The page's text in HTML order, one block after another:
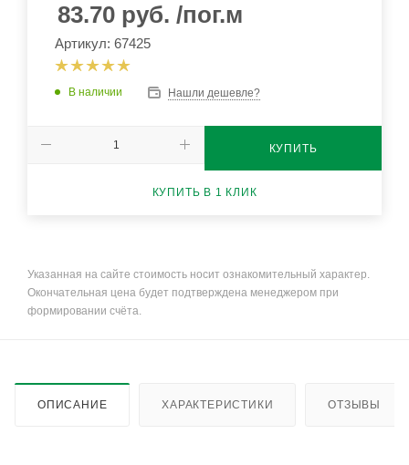
83.70 руб. /пог.м
Артикул: 67425
В наличии Нашли дешевле?
КУПИТЬ
КУПИТЬ В 1 КЛИК
Указанная на сайте стоимость носит ознакомительный характер.
Окончательная цена будет подтверждена менеджером при
формировании счёта.
ОПИСАНИЕ ХАРАКТЕРИСТИКИ ОТЗЫВЫ